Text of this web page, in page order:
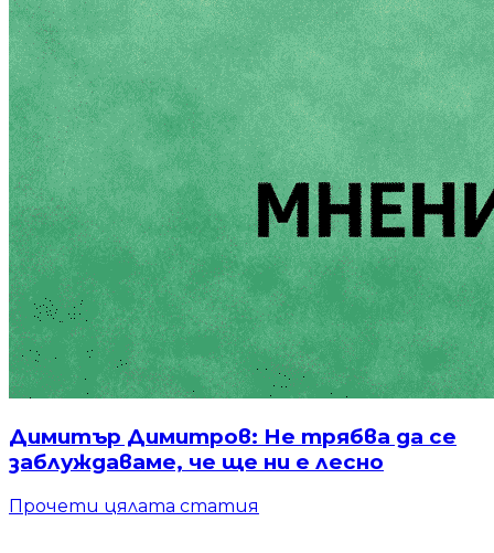
Димитър Димитров: Не трябва да се
заблуждаваме, че ще ни е лесно
Прочети цялата статия